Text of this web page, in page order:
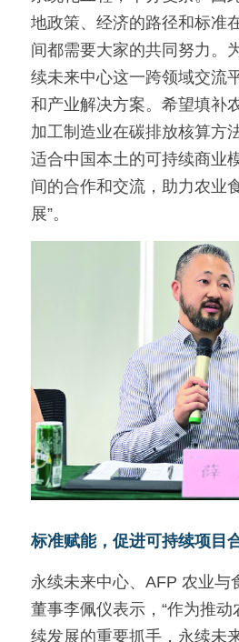
地政策、经济的路径和标准
间都需要大家的共同努力。
续未来中心这一跨领域交流
和产业解决方案。希望填补
加工制造业在碳排放核算方
适合中国本土的可持续商业
间的合作和交流，助力农业
展”。
标准赋能，促进可持续项目
永续未来中心、AFP 农业与
董事李佩仪表示，“作为推
续发展的重要抓手，永续未